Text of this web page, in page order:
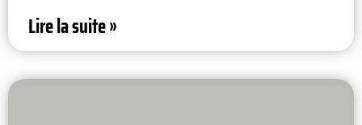
Lire la suite »